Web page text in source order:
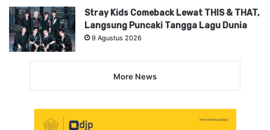
Stray Kids Comeback Lewat THIS & THAT,
Langsung Puncaki Tangga Lagu Dunia
9 Agustus 2026
More News